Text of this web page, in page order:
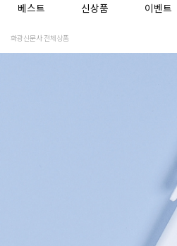
베스트 신상품 이벤트
화광신문사 전체상품